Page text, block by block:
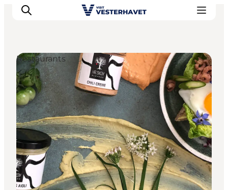
Events
Erlebnisse
Unsere Städte
Essen & Übernachtung
Tickets kaufen
Plane deine Reise
Restaurants